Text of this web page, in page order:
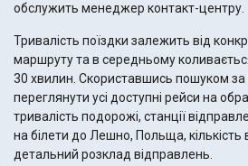
обслужить менеджер контакт-центру.
Тривалість поїздки залежить від
маршруту та в середньому
30 хвилин. Скориставшись пошуком за напрямком ви можете
переглянути усі доступні рейси на
тривалість подорожі, станції
на білети до Лешно, Польща, кількість
детальний розклад відправлень.